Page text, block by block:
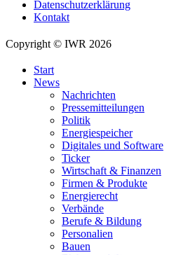
Datenschutzerklärung
Kontakt
Copyright © IWR 2026
Start
News
Nachrichten
Pressemitteilungen
Politik
Energiespeicher
Digitales und Software
Ticker
Wirtschaft & Finanzen
Firmen & Produkte
Energierecht
Verbände
Berufe & Bildung
Personalien
Bauen